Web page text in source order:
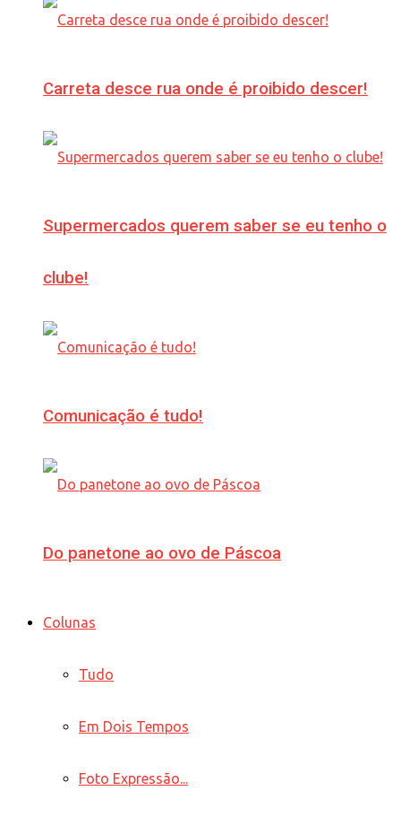
Carreta desce rua onde é proibido descer!
Supermercados querem saber se eu tenho o
clube!
Comunicação é tudo!
Do panetone ao ovo de Páscoa
Colunas
Tudo
Em Dois Tempos
Foto Expressão...